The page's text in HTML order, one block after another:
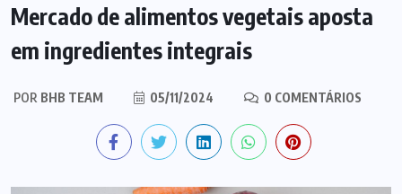
Mercado de alimentos vegetais aposta
em ingredientes integrais
POR BHB TEAM 05/11/2024 0 COMENTÁRIOS